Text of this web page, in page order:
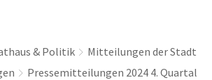
& Politik
Mitteilungen der Stadt
Pressemitteilungen 2024 4. Quartal